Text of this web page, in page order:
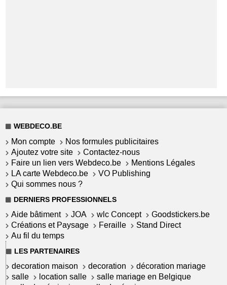
WEBDECO.BE
Mon compte
Nos formules publicitaires
Ajoutez votre site
Contactez-nous
Faire un lien vers Webdeco.be
Mentions Légales
LA carte Webdeco.be
VO Publishing
Qui sommes nous ?
DERNIERS PROFESSIONNELS
Aide bâtiment JOA wlc Concept
Goodstickers.be
Créations et Paysage
Feraille
Stand Direct
Au fil du temps
LES PARTENAIRES
decoration maison decoration
décoration mariage
salle
location salle
salle mariage en Belgique